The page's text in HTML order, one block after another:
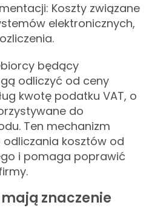
Koszty związane
elektronicznych,
będący
odliczyć od ceny
kwotę podatku VAT, o
do
Ten mechanizm
odliczania kosztów od
i pomaga poprawić
mają znaczenie